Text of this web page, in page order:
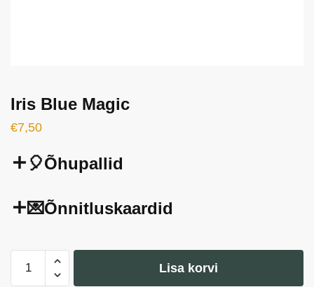
Iris Blue Magic
€7,50
🎈Õhupallid
💌Õnnitluskaardid
Blue
Lisa korvi